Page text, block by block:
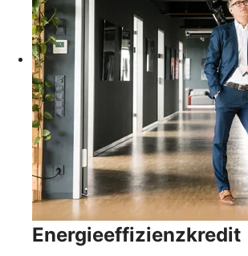
Energieeffizienzkredit